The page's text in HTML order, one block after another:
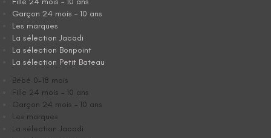
Garçon 24 mois – 10 ans
Les marques
La sélection Jacadi
La sélection Bonpoint
La sélection Petit Bateau
Bébé 0-18 mois
Fille 24 mois – 10 ans
Garçon 24 mois – 10 ans
Les marques
La sélection Jacadi